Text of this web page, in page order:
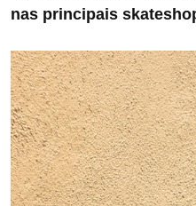
nas principais